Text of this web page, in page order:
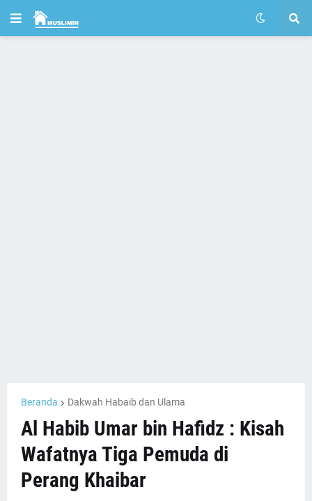
Beranda Dakwah Habaib dan Ulama
Al Habib Umar bin Hafidz : Kisah
Wafatnya Tiga Pemuda di
Perang Khaibar